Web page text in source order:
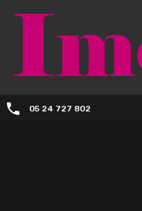
05 24 727 802